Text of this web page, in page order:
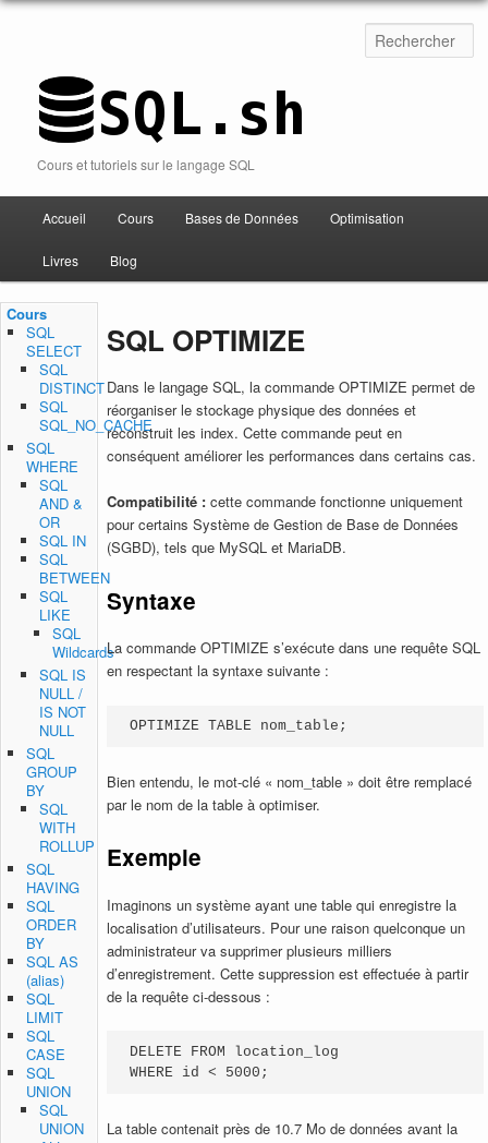
Cours et tutoriels sur le langage SQL
Aller au contenu
Accueil Cours Bases de Données Optimisation
Livres Blog
SQL OPTIMIZE
Dans le langage SQL, la commande OPTIMIZE permet de
réorganiser le stockage physique des données et
reconstruit les index. Cette commande peut en
conséquent améliorer les performances dans certains cas.
Compatibilité :cette commande fonctionne uniquement
pour certains Système de Gestion de Base de Données
(SGBD), tels que MySQL et MariaDB.
Syntaxe
La commande OPTIMIZE s’exécute dans une requête SQL
en respectant la syntaxe suivante :
OPTIMIZE TABLE nom_table;
Bien entendu, le mot-clé « nom_table » doit être remplacé
par le nom de la table à optimiser.
Exemple
Imaginons un système ayant une table qui enregistre la
localisation d’utilisateurs. Pour une raison quelconque un
administrateur va supprimer plusieurs milliers
d’enregistrement. Cette suppression est effectuée à partir
de la requête ci-dessous :
DELETE FROM location_log
WHERE id < 5000;
La table contenait près de 10.7 Mo de données avant la
Cours
SQL
SELECT
SQL
DISTINCT
SQL
SQL_NO_CACHE
SQL
WHERE
SQL
AND &
OR
SQL IN
SQL
BETWEEN
SQL
LIKE
SQL
Wildcards
SQL IS
NULL /
IS NOT
NULL
SQL
GROUP
BY
SQL
WITH
ROLLUP
SQL
HAVING
SQL
ORDER
BY
SQL AS
(alias)
SQL
LIMIT
SQL
CASE
SQL
UNION
SQL
UNION